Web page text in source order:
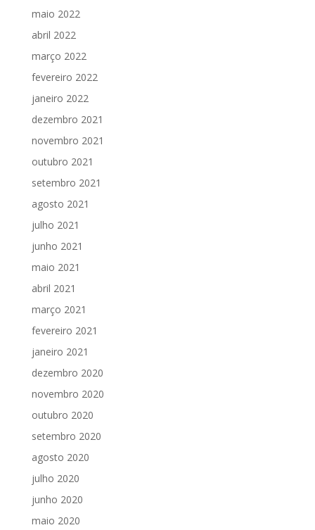
maio 2022
abril 2022
março 2022
fevereiro 2022
janeiro 2022
dezembro 2021
novembro 2021
outubro 2021
setembro 2021
agosto 2021
julho 2021
junho 2021
maio 2021
abril 2021
março 2021
fevereiro 2021
janeiro 2021
dezembro 2020
novembro 2020
outubro 2020
setembro 2020
agosto 2020
julho 2020
junho 2020
maio 2020